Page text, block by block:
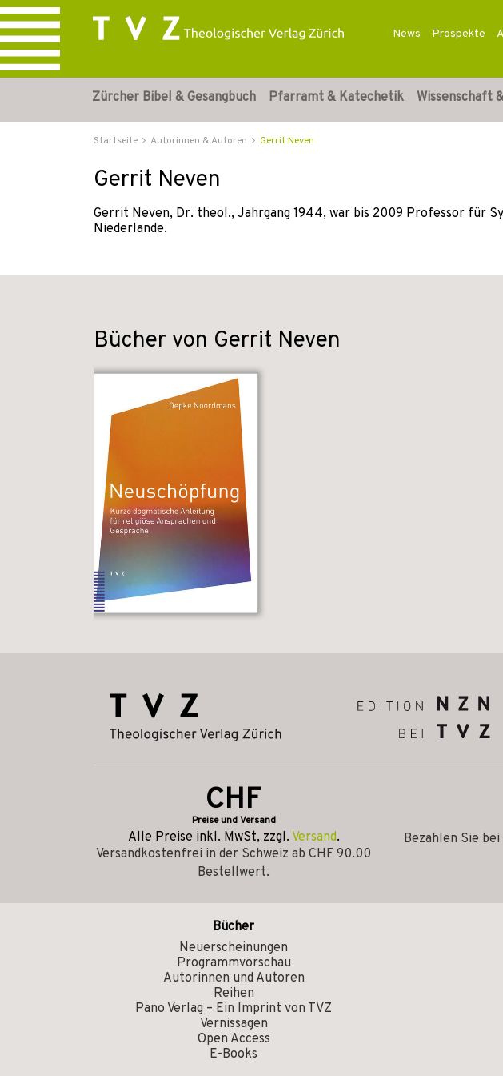
News Prospekte
Zürcher Bibel & Gesangbuch Pfarramt & Katechetik Wissenschaft
Startseite Autorinnen & Autoren Gerrit Neven
Gerrit Neven
Gerrit Neven, Dr. theol., Jahrgang 1944, war bis 2009 Professor für
Niederlande.
Bücher von Gerrit Neven
CHF
Preise und Versand
Alle Preise inkl. MwSt, zzgl. Versand.
Versandkostenfrei in der Schweiz ab CHF 90.00
Bestellwert.
Bezahlen Sie
Bücher
Neuerscheinungen
Programmvorschau
Autorinnen und Autoren
Reihen
Pano Verlag – Ein Imprint von TVZ
Vernissagen
Open Access
E-Books